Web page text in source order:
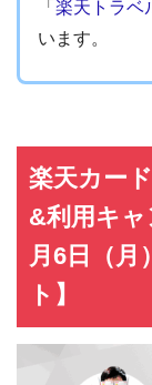
「 楽天トラベ
います。
楽天カー
&利用キ
月6日（月
ト】